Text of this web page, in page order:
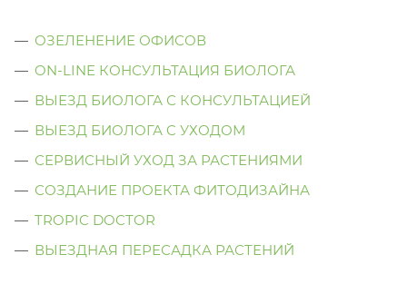
ОЗЕЛЕНЕНИЕ ОФИСОВ
ON-LINE КОНСУЛЬТАЦИЯ БИОЛОГА
ВЫЕЗД БИОЛОГА С КОНСУЛЬТАЦИЕЙ
ВЫЕЗД БИОЛОГА C УХОДОМ
СЕРВИСНЫЙ УХОД ЗА РАСТЕНИЯМИ
СОЗДАНИЕ ПРОЕКТА ФИТОДИЗАЙНА
TROPIC DOCTOR
ВЫЕЗДНАЯ ПЕРЕСАДКА РАСТЕНИЙ